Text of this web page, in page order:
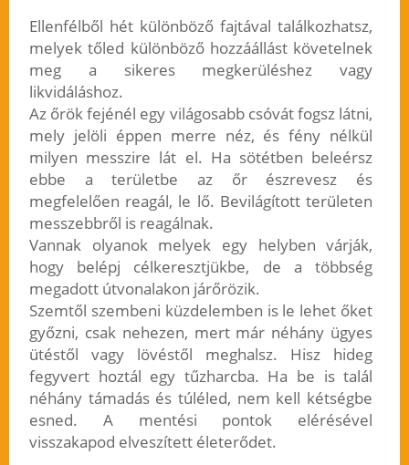
Ellenfélből hét különböző fajtával találkozhatsz,
melyek tőled különböző hozzáállást követelnek
meg a sikeres megkerüléshez vagy
likvidáláshoz.
Az őrök fejénél egy világosabb csóvát fogsz látni,
mely jelöli éppen merre néz, és fény nélkül
milyen messzire lát el. Ha sötétben beleérsz
ebbe a területbe az őr észrevesz és
megfelelően reagál, le lő. Bevilágított területen
messzebbről is reagálnak.
Vannak olyanok melyek egy helyben várják,
hogy belépj célkeresztjükbe, de a többség
megadott útvonalakon járőrözik.
Szemtől szembeni küzdelemben is le lehet őket
győzni, csak nehezen, mert már néhány ügyes
ütéstől vagy lövéstől meghalsz. Hisz hideg
fegyvert hoztál egy tűzharcba. Ha be is talál
néhány támadás és túléled, nem kell kétségbe
esned. A mentési pontok elérésével
visszakapod elveszített életerődet.